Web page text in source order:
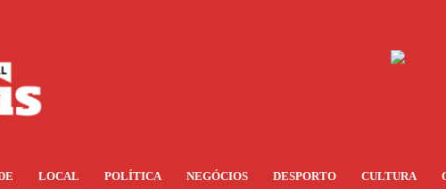
LOCAL POLÍTICA NEGÓCIOS DESPORTO CULTURA